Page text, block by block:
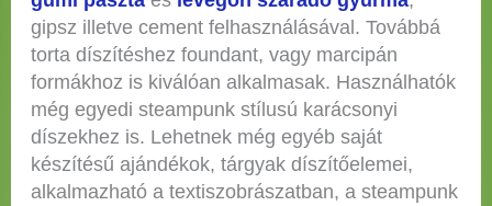
gipsz illetve cement felhasználásával. Továbbá
torta díszítéshez foundant, vagy marcipán
formákhoz is kiválóan alkalmasak. Használhatók
még egyedi steampunk stílusú karácsonyi
díszekhez is. Lehetnek még egyéb saját
készítésű ajándékok, tárgyak díszítőelemei,
alkalmazható a textiszobrászatban, a steampunk